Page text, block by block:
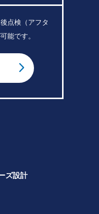
点検（アフタ
能です。
ズ設計